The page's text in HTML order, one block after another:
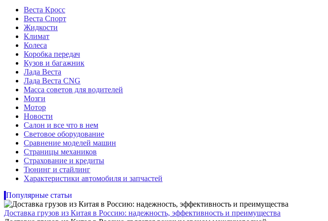
Веста Кросс
Веста Спорт
Жидкости
Климат
Колеса
Коробка передач
Кузов и багажник
Лада Веста
Лада Веста CNG
Масса советов для водителей
Мозги
Мотор
Новости
Салон и все что в нем
Световое оборудование
Сравнение моделей машин
Страницы механиков
Страхование и кредиты
Тюнинг и стайлинг
Характеристики автомобиля и запчастей
Популярные статьи
Доставка грузов из Китая в Россию: надежность, эффективность и преимущества